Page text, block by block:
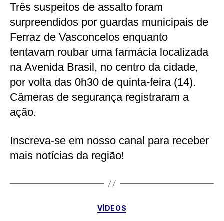
Três suspeitos de assalto foram
surpreendidos por guardas municipais de
Ferraz de Vasconcelos enquanto
tentavam roubar uma farmácia localizada
na Avenida Brasil, no centro da cidade,
por volta das 0h30 de quinta-feira (14).
Câmeras de segurança registraram a
ação.
Inscreva-se em nosso canal para receber
mais notícias da região!
Categorias
VÍDEOS